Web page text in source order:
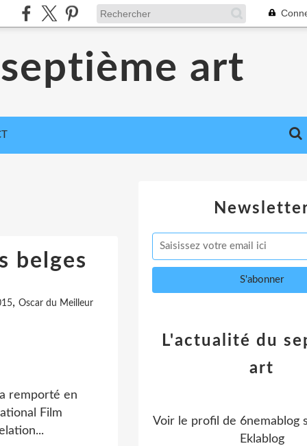
art
belges
, Oscar du Meilleur
remporté en
Film
L'actualité du
art
Voir le profil de 6nemablog
Eklablog